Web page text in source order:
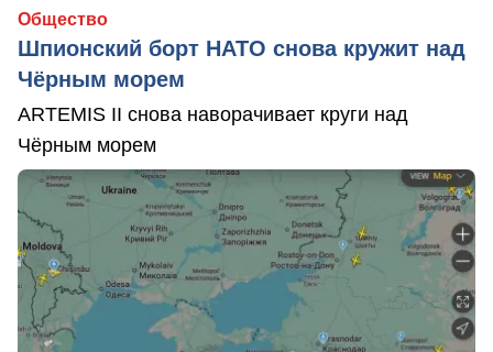
Общество
Шпионский борт НАТО снова кружит над
Чёрным морем
ARTEMIS II снова наворачивает круги над
Чёрным морем